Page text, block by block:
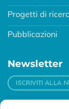
Progetti di
Pubblicazioni
Newsletter
ISCRIVITI ALLA